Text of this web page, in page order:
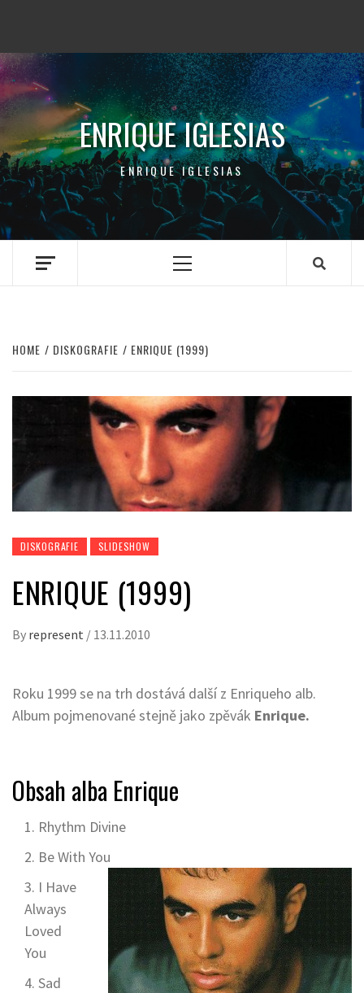
ENRIQUE IGLESIAS
ENRIQUE IGLESIAS
Primary
HOME DISKOGRAFIE ENRIQUE (1999)
DISKOGRAFIE SLIDESHOW
ENRIQUE (1999)
By represent / 13.11.2010
Roku 1999 se na trh dostává další z Enriqueho alb.
Album pojmenované stejně jako zpěvák Enrique.
Obsah alba Enrique
Rhythm Divine
Be With You
I Have
Always
Loved
You
Sad